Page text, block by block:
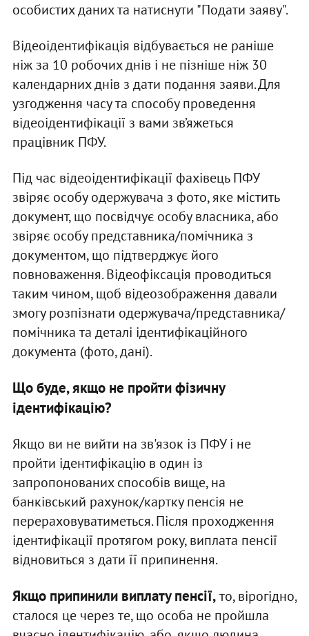
особистих даних та натиснути "Подати заяву".
Відеоідентифікація відбувається не раніше
ніж за 10 робочих днів і не пізніше ніж 30
календарних днів з дати подання заяви. Для
узгодження часу та способу проведення
відеоідентифікації з вами зв’яжеться
працівник ПФУ.
Під час відеоідентифікації фахівець ПФУ
звіряє особу одержувача з фото, яке містить
документ, що посвідчує особу власника, або
звіряє особу представника/помічника з
документом, що підтверджує його
повноваження. Відеофіксація проводиться
таким чином, щоб відеозображення давали
змогу розпізнати одержувача/представника/
помічника та деталі ідентифікаційного
документа (фото, дані).
Що буде, якщо не пройти фізичну
ідентифікацію?
Якщо ви не вийти на зв'язок із ПФУ і не
пройти ідентифікацію в один із
запропонованих способів вище, на
банківський рахунок/картку пенсія не
перераховуватиметься. Після проходження
ідентифікації протягом року, виплата пенсії
відновиться з дати її припинення.
Якщо припинили виплату пенсії,то, вірогідно,
сталося це через те, що особа не пройшла